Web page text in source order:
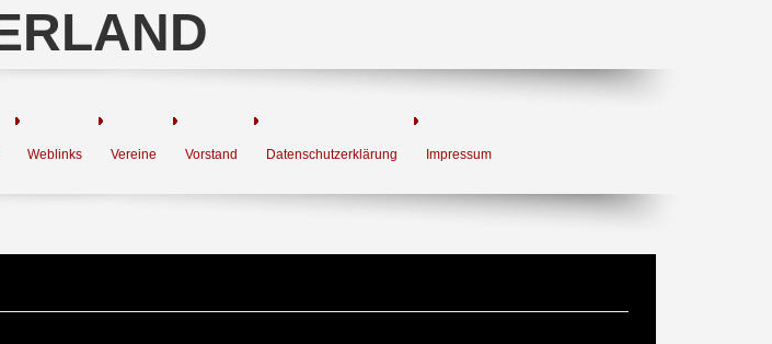
Weblinks Vereine Vorstand Datenschutzerklärung Impressum